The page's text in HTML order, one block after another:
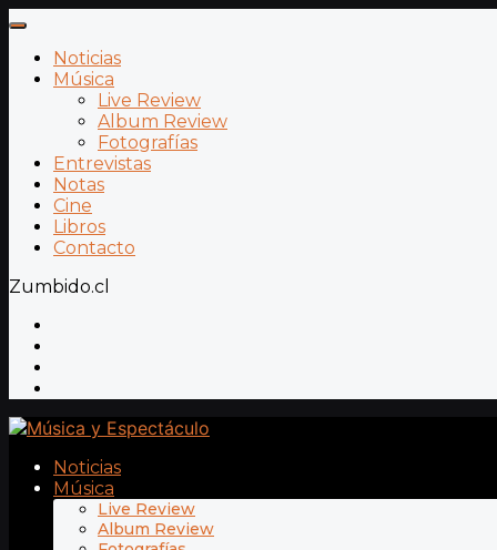
Noticias
Música
Live Review
Album Review
Fotografías
Entrevistas
Notas
Cine
Libros
Contacto
Zumbido.cl
Noticias
Música
Live Review
Album Review